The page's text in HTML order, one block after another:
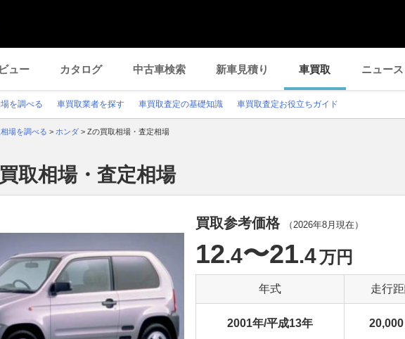
ュー カタログ 中古車検索 新車見積り 車買取 ニュース
を調べる 車買取業者を探す 車買取査定の基礎知識 車買取査定お役立ちガイド
場を調べる > ホンダ > Zの買取相場・査定相場
取相場・査定相場
買取参考価格 （2026年8月 現在）
12.4〜21.4万円
年式 走行
2001年/平成13年 20,000